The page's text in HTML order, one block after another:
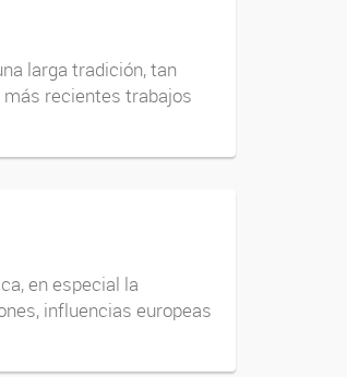
larga tradición, tan
recientes trabajos
en especial la
influencias europeas